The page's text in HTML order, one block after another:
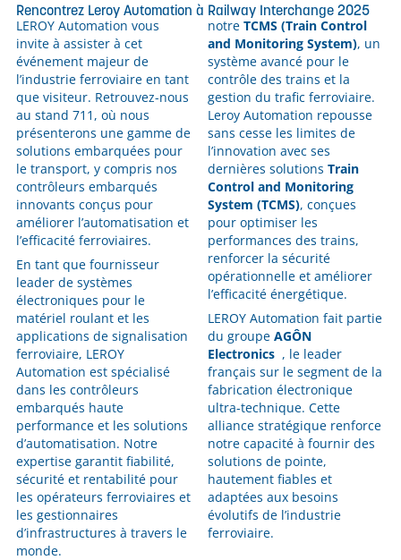
Rencontrez Leroy Automation à Railway Interchange 2025
LEROY Automation vous
invite à assister à cet
événement majeur de
l’industrie ferroviaire en tant
que visiteur. Retrouvez-nous
au stand 711, où nous
présenterons une gamme de
solutions embarquées pour
le transport, y compris nos
contrôleurs embarqués
innovants conçus pour
améliorer l’automatisation et
l’efficacité ferroviaires.
En tant que fournisseur
leader de systèmes
électroniques pour le
matériel roulant et les
applications de signalisation
ferroviaire, LEROY
Automation est spécialisé
dans les contrôleurs
embarqués haute
performance et les solutions
d’automatisation. Notre
expertise garantit fiabilité,
sécurité et rentabilité pour
les opérateurs ferroviaires et
les gestionnaires
d’infrastructures à travers le
monde.
notre TCMS (Train Control
and Monitoring System), un
système avancé pour le
contrôle des trains et la
gestion du trafic ferroviaire.
Leroy Automation repousse
sans cesse les limites de
l’innovation avec ses
dernières solutions Train
Control and Monitoring
System (TCMS), conçues
pour optimiser les
performances des trains,
renforcer la sécurité
opérationnelle et améliorer
l’efficacité énergétique.
LEROY Automation fait partie
du groupe AGÔN
Electronics , le leader
français sur le segment de la
fabrication électronique
ultra-technique. Cette
alliance stratégique renforce
notre capacité à fournir des
solutions de pointe,
hautement fiables et
adaptées aux besoins
évolutifs de l’industrie
ferroviaire.